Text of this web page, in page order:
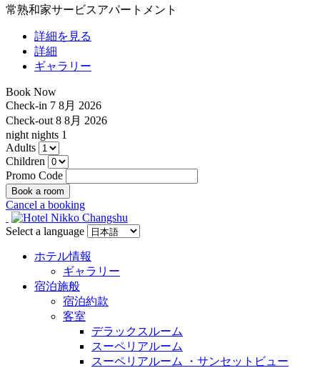
常熟和家サービスアパートメント
詳細を見る
詳細
ギャラリー
Book Now
Check-in 7 8月 2026
Check-out 8 8月 2026
night nights 1
Adults
Children
Promo Code
Cancel a booking
Select a language
ホテル情報
ギャラリー
宿泊施般
宿泊約款
客室
デラックスルーム
スーペリアルーム
スーペリアルーム ・サンセットビュー